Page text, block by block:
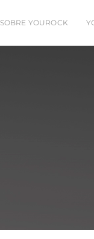
SOBRE YOUROCK